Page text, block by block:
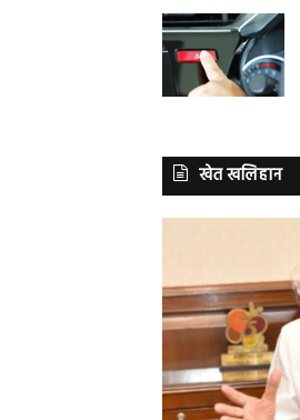
खेत खलिहान